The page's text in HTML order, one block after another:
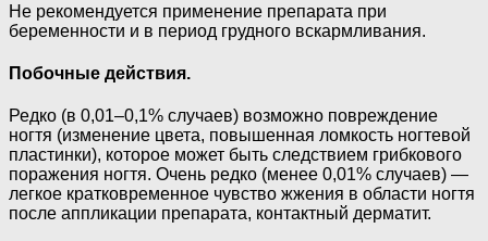
Не рекомендуется применение препарата при
беременности и в период грудного вскармливания.
Побочные действия.
Редко (в 0,01–0,1% случаев) возможно повреждение
ногтя (изменение цвета, повышенная ломкость ногтевой
пластинки), которое может быть следствием грибкового
поражения ногтя. Очень редко (менее 0,01% случаев) —
легкое кратковременное чувство жжения в области ногтя
после аппликации препарата, контактный дерматит.